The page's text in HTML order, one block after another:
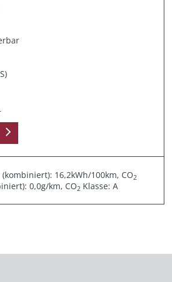
16,2kWh/100km, CO2
0,0g/km, CO2 Klasse: A